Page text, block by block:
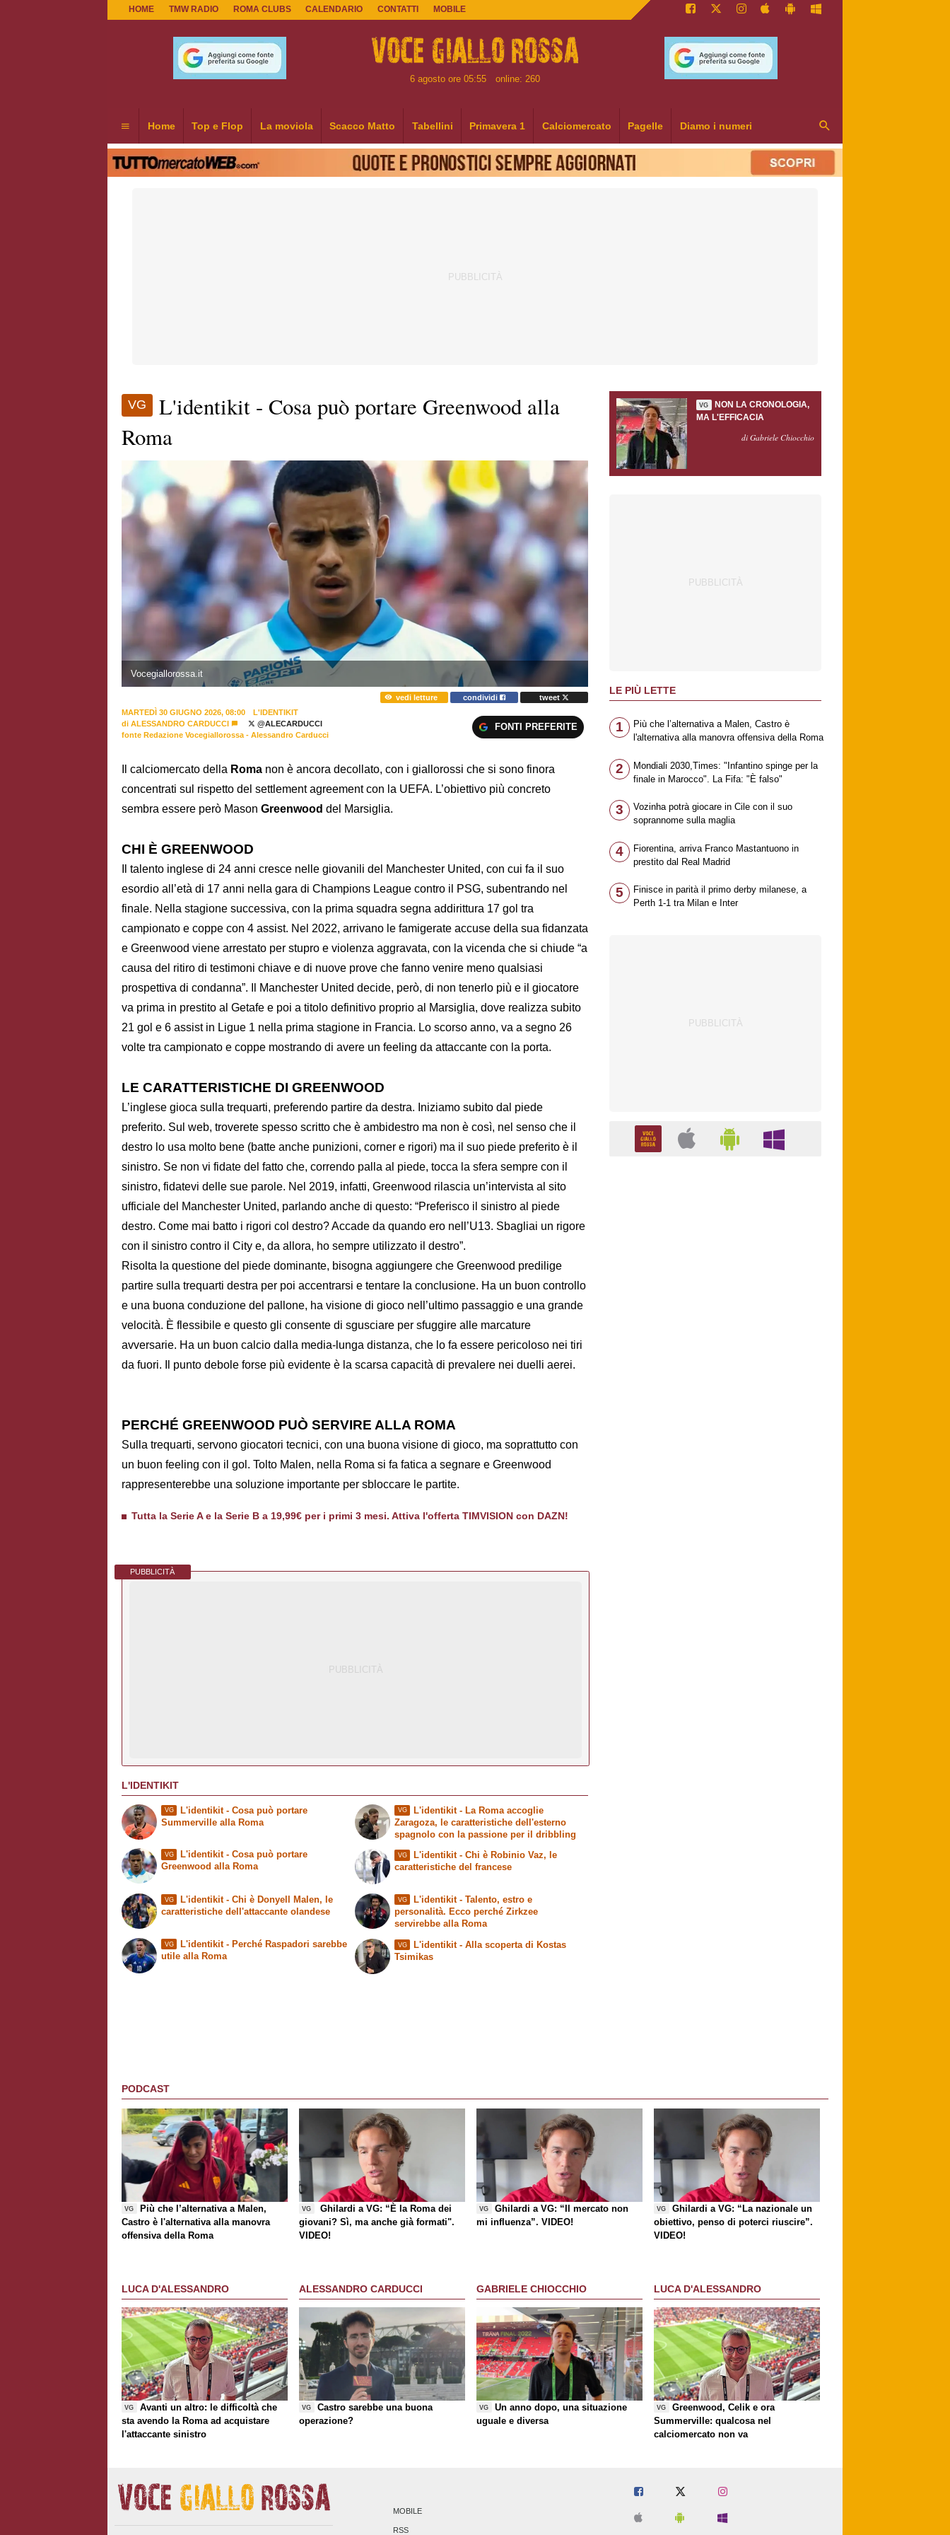
HOME TMW RADIO ROMA CLUBS CALENDARIO CONTATTI MOBILE
6 agosto ore 05:55 online: 260
Home Top e Flop La moviola Scacco Matto Tabellini Primavera 1 Calciomercato Pagelle Diamo i numeri
VG
L'identikit - Cosa può portare Greenwood alla
Roma
Vocegiallorossa.it
vedi letture condividi
tweet
MARTEDÌ 30 GIUGNO 2026, 08:00
L'IDENTIKIT
di ALESSANDRO CARDUCCI
@ALECARDUCCI
fonte Redazione Vocegiallorossa - Alessandro Carducci
FONTI PREFERITE
Il calciomercato della Roma non è ancora decollato, con i giallorossi che si sono finora
concentrati sul rispetto del settlement agreement con la UEFA. L’obiettivo più concreto
sembra essere però Mason Greenwood del Marsiglia.
CHI È GREENWOOD
Il talento inglese di 24 anni cresce nelle giovanili del Manchester United, con cui fa il suo
esordio all’età di 17 anni nella gara di Champions League contro il PSG, subentrando nel
finale. Nella stagione successiva, con la prima squadra segna addirittura 17 gol tra
campionato e coppe con 4 assist. Nel 2022, arrivano le famigerate accuse della sua fidanzata
e Greenwood viene arrestato per stupro e violenza aggravata, con la vicenda che si chiude “a
causa del ritiro di testimoni chiave e di nuove prove che fanno venire meno qualsiasi
prospettiva di condanna”. Il Manchester United decide, però, di non tenerlo più e il giocatore
va prima in prestito al Getafe e poi a titolo definitivo proprio al Marsiglia, dove realizza subito
21 gol e 6 assist in Ligue 1 nella prima stagione in Francia. Lo scorso anno, va a segno 26
volte tra campionato e coppe mostrando di avere un feeling da attaccante con la porta.
LE CARATTERISTICHE DI GREENWOOD
L’inglese gioca sulla trequarti, preferendo partire da destra. Iniziamo subito dal piede
preferito. Sul web, troverete spesso scritto che è ambidestro ma non è così, nel senso che il
destro lo usa molto bene (batte anche punizioni, corner e rigori) ma il suo piede preferito è il
sinistro. Se non vi fidate del fatto che, correndo palla al piede, tocca la sfera sempre con il
sinistro, fidatevi delle sue parole. Nel 2019, infatti, Greenwood rilascia un’intervista al sito
ufficiale del Manchester United, parlando anche di questo: “Preferisco il sinistro al piede
destro. Come mai batto i rigori col destro? Accade da quando ero nell’U13. Sbagliai un rigore
con il sinistro contro il City e, da allora, ho sempre utilizzato il destro”.
Risolta la questione del piede dominante, bisogna aggiungere che Greenwood predilige
partire sulla trequarti destra per poi accentrarsi e tentare la conclusione. Ha un buon controllo
e una buona conduzione del pallone, ha visione di gioco nell’ultimo passaggio e una grande
velocità. È flessibile e questo gli consente di sgusciare per sfuggire alle marcature
avversarie. Ha un buon calcio dalla media-lunga distanza, che lo fa essere pericoloso nei tiri
da fuori. Il punto debole forse più evidente è la scarsa capacità di prevalere nei duelli aerei.
PERCHÉ GREENWOOD PUÒ SERVIRE ALLA ROMA
Sulla trequarti, servono giocatori tecnici, con una buona visione di gioco, ma soprattutto con
un buon feeling con il gol. Tolto Malen, nella Roma si fa fatica a segnare e Greenwood
rappresenterebbe una soluzione importante per sbloccare le partite.
Tutta la Serie A e la Serie B a 19,99€ per i primi 3 mesi. Attiva l'offerta TIMVISION con DAZN!
PUBBLICITÀ
L'IDENTIKIT
VG
L'identikit - Cosa può portare
Summerville alla Roma
VG
L'identikit - Cosa può portare
Greenwood alla Roma
VG L'identikit- La Roma accoglie
Zaragoza, le caratteristiche dell'esterno
spagnolo con la passione per il dribbling
VG L'identikit- Chi è Robinio Vaz, le
caratteristiche del francese
VG L'identikit- Chi è Donyell Malen, le
caratteristiche dell'attaccante olandese
VG L'identikit- Perché Raspadori sarebbe
utile alla Roma
VG L'identikit- Talento, estro e
personalità. Ecco perché Zirkzee
servirebbe alla Roma
VG L'identikit- Alla scoperta di Kostas
Tsimikas
VG
NON LA CRONOLOGIA,
MA L'EFFICACIA
di Gabriele Chiocchio
LE PIÙ LETTE
1
Più che l’alternativa a Malen, Castro è
l'alternativa alla manovra offensiva della Roma
2
Mondiali 2030,Times: "Infantino spinge per la
finale in Marocco". La Fifa: "È falso"
3
Vozinha potrà giocare in Cile con il suo
soprannome sulla maglia
4
Fiorentina, arriva Franco Mastantuono in
prestito dal Real Madrid
5
Finisce in parità il primo derby milanese, a
Perth 1-1 tra Milan e Inter
PODCAST
VG
Più che l’alternativa a Malen,
Castro è l'alternativa alla manovra
offensiva della Roma
VG
Ghilardi a VG: “È la Roma dei
giovani? Sì, ma anche già formati".
VIDEO!
VG
Ghilardi a VG: “Il mercato non
mi influenza”. VIDEO!
VG
Ghilardi a VG: “La nazionale un
obiettivo, penso di poterci riuscire”.
VIDEO!
LUCA D'ALESSANDRO
VG
Avanti un altro: le difficoltà che
sta avendo la Roma ad acquistare
l'attaccante sinistro
ALESSANDRO CARDUCCI
VG
Castro sarebbe una buona
operazione?
GABRIELE CHIOCCHIO
VG
Un anno dopo, una situazione
uguale e diversa
LUCA D'ALESSANDRO
VG
Greenwood, Celik e ora
Summerville: qualcosa nel
calciomercato non va
MOBILE
RSS